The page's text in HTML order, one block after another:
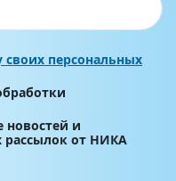
своих персональных
новостей и
от НИКА